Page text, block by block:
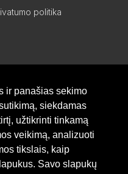
ir panašias sekimo
siekdamas
užtikrinti tinkamą
veikimą, analizuoti
tikslais, kaip
Savo slapukų
politika
sąrašas